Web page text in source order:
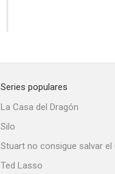
Series populares
La Casa del Dragón
Silo
Ted Lasso